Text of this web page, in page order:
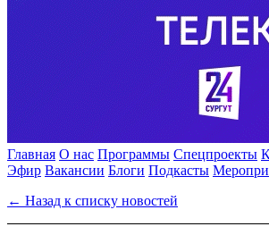
Главная О нас Программы Спецпроекты
Эфир Вакансии Блоги Подкасты
← Назад к списку новостей